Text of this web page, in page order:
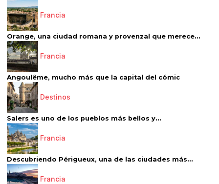
Francia
Orange, una ciudad romana y provenzal que merece...
Francia
Angoulême, mucho más que la capital del cómic
Destinos
Salers es uno de los pueblos más bellos y...
Francia
Descubriendo Périgueux, una de las ciudades más...
Francia